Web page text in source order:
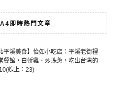
即時熱門文章
平溪美食】怡如小吃店：平溪老街裡
餐館，白斬雞、炒珠蔥，吃出台灣的
線上：23)